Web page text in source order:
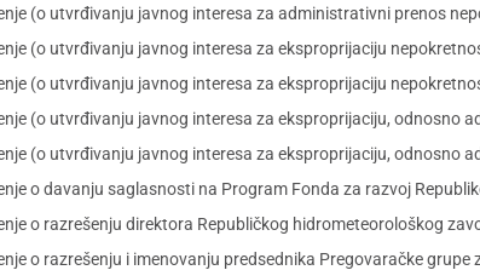
(o utvrđivanju javnog interesa za administrativni prenos
(o utvrđivanju javnog interesa za eksproprijaciju
(o utvrđivanju javnog interesa za eksproprijaciju
(o utvrđivanju javnog interesa za eksproprijaciju,
(o utvrđivanju javnog interesa za eksproprijaciju,
o davanju saglasnosti na Program Fonda za razvoj
o razrešenju direktora Republičkog hidrometeorološkog
o razrešenju i imenovanju predsednika Pregovaračke